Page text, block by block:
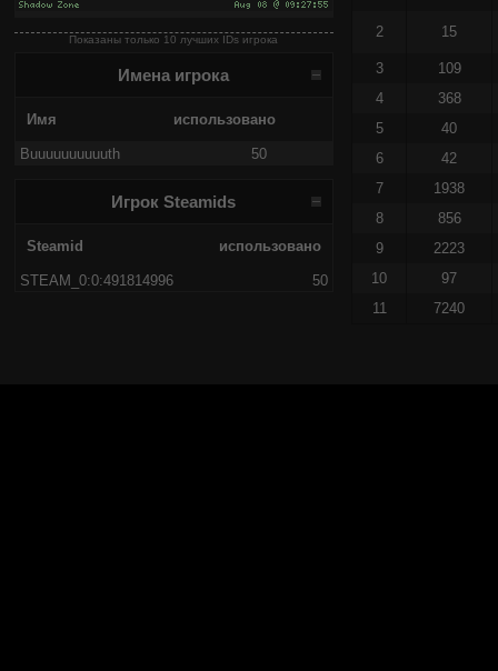
Показаны только 10 лучших IDs игрока
Имена игрока
Имя использовано
Buuuuuuuuuuth 50
Игрок Steamids
Steamid использовано
STEAM_0:0:491814996 50
2 15
3
109
4
368
5
40
6
42
7
1938
8
856
9
2223
10
97
11
7240